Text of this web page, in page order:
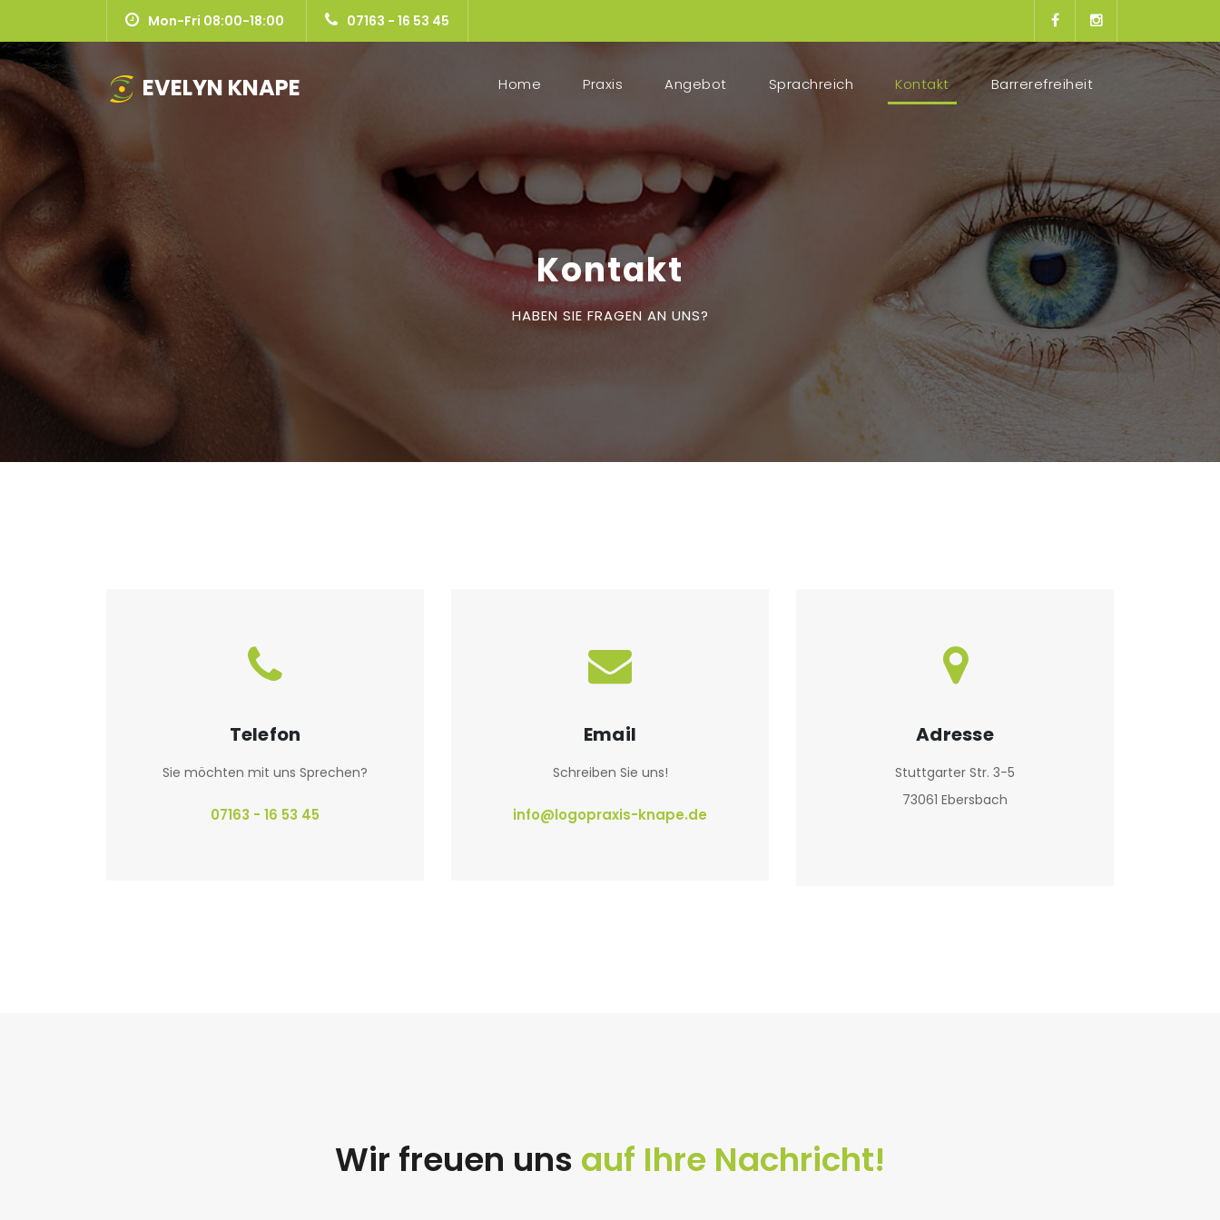
Mon-Fri 08:00-18:00 07163 - 16 53 45
EVELYN KNAPE Home Praxis Angebot Sprachreich Kontakt(current)Barrerefreiheit
Kontakt
HABEN SIE FRAGEN AN UNS?
Telefon
Sie möchten mit uns Sprechen?
07163 - 16 53 45
Email
Schreiben Sie uns!
info@logopraxis-knape.de
Adresse
Stuttgarter Str. 3-5
73061 Ebersbach
Wir freuen uns auf Ihre Nachricht!